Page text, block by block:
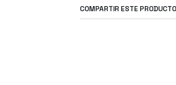
COMPARTIR ESTE PRODUCTO